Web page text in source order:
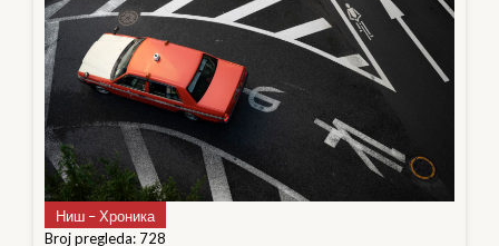
Ниш – Хроника
Broj pregleda: 728